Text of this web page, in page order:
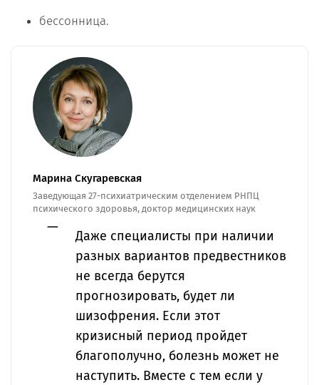
бессонница.
Марина Скугаревская
Заведующая 27-психиатрическим отделением РНПЦ
психического здоровья, доктор медицинских наук
Даже специалисты при наличии
разных вариантов предвестников
не всегда берутся
прогнозировать, будет ли
шизофрения. Если этот
кризисный период пройдет
благополучно, болезнь может не
наступить. Вместе с тем если у